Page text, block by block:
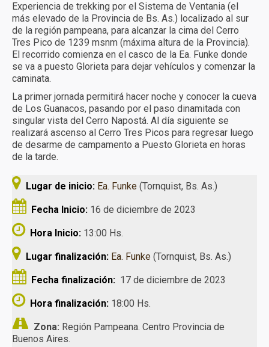
Calendario
Turismo receptivo
Turismo educativo
Reservas y condiciones
Contacto
Experiencia de trekking por el Sistema de Ventania (el
más elevado de la Provincia de Bs. As.) localizado al sur
de la región pampeana, para alcanzar la cima del Cerro
Tres Pico de 1239 msnm (máxima altura de la Provincia).
El recorrido comienza en el casco de la Ea. Funke donde
se va a puesto Glorieta para dejar vehículos y comenzar la
caminata.
La primer jornada permitirá hacer noche y conocer la cueva
de Los Guanacos, pasando por el paso dinamitada con
singular vista del Cerro Napostá. Al día siguiente se
realizará ascenso al Cerro Tres Picos para regresar luego
de desarme de campamento a Puesto Glorieta en horas
de la tarde.
Lugar de inicio: Ea. Funke (Tornquist, Bs. As.)
Fecha Inicio: 16 de diciembre de 2023
Hora Inicio: 13:00 Hs.
Lugar finalización: Ea. Funke (Tornquist, Bs. As.)
Fecha finalización: 17 de diciembre de 2023
Hora finalización: 18:00 Hs.
Zona: Región Pampeana. Centro Provincia de
Buenos Aires.